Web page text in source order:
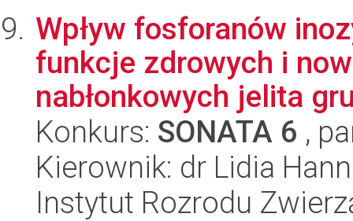
Wpływ fosforanów
funkcje zdrowych i
nabłonkowych jelita
Konkurs: SONATA 6 ,
Kierownik: dr Lidia
Instytut Rozrodu